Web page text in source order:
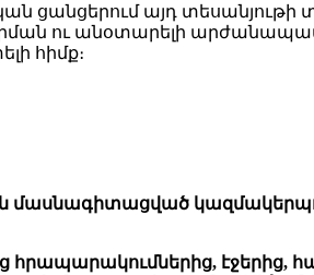
ցանցերում այդ տեսանյութի
ու անօտարելի
հիմք։
մասնագիտացված
հրապարակումներից, էջերից,